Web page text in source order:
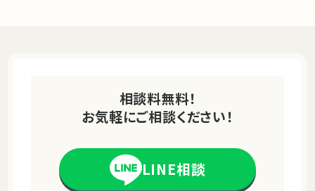
相談料無料！
お気軽にご相談ください！
LINE相談